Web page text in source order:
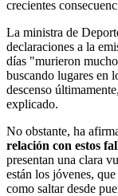
crecientes
La ministra de
declaraciones a la
días "murieron
buscando lugares en
descenso
explicado.
No obstante, ha
relación con estos
presentan una clara
están los jóvenes,
como saltar desde